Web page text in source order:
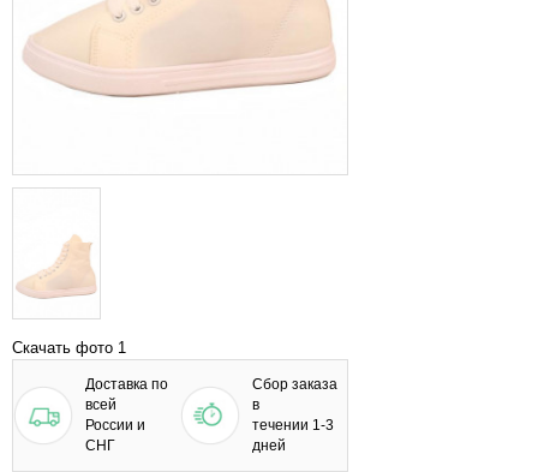
Скачать фото 1
Доставка по
всей
России и
СНГ
Сбор заказа
в
течении 1-3
дней